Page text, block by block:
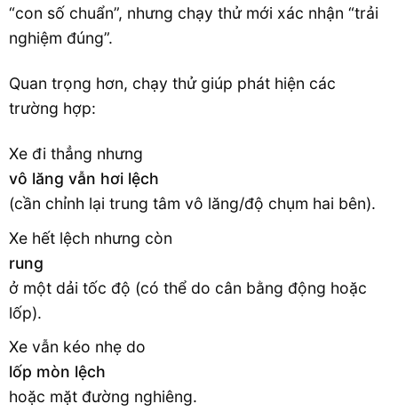
“con số chuẩn”, nhưng chạy thử mới xác nhận “trải
nghiệm đúng”.
Quan trọng hơn, chạy thử giúp phát hiện các
trường hợp:
Xe đi thẳng nhưng
vô lăng vẫn hơi lệch
(cần chỉnh lại trung tâm vô lăng/độ chụm hai bên).
Xe hết lệch nhưng còn
rung
ở một dải tốc độ (có thể do cân bằng động hoặc
lốp).
Xe vẫn kéo nhẹ do
lốp mòn lệch
hoặc mặt đường nghiêng.